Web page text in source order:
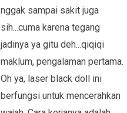
nggak sampai sakit juga
sih...cuma karena tegang
jadinya ya gitu deh...qiqiqi
maklum, pengalaman pertama.
Oh ya, laser black doll ini
berfungsi untuk mencerahkan